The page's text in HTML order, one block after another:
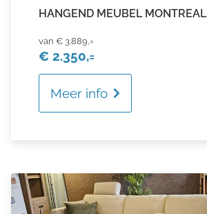
HANGEND MEUBEL MONTREAL
€ 3.889,=
€ 2.350,=
Meer info